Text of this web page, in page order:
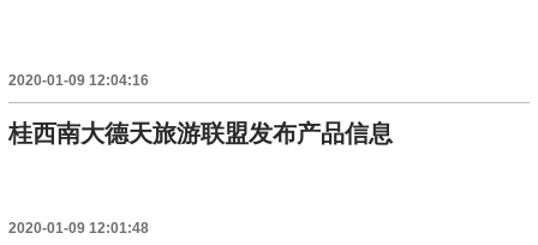
2020-01-09 12:04:16
桂西南大德天旅游联盟发布产品信息
2020-01-09 12:01:48